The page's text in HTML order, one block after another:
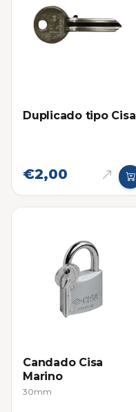
Duplicado tipo Cisa
€2,00
Candado Cisa
Marino
30mm